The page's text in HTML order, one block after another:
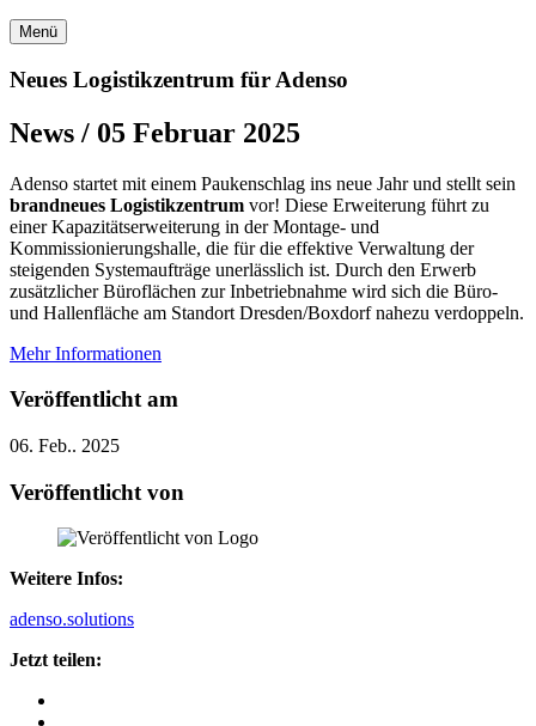
Menü
Neues Logistikzentrum für Adenso
News / 05 Februar 2025
Adenso startet mit einem Paukenschlag ins neue Jahr und stellt sein
brandneues Logistikzentrum vor! Diese Erweiterung führt zu
einer Kapazitätserweiterung in der Montage- und
Kommissionierungshalle, die für die effektive Verwaltung der
steigenden Systemaufträge unerlässlich ist. Durch den Erwerb
zusätzlicher Büroflächen zur Inbetriebnahme wird sich die Büro-
und Hallenfläche am Standort Dresden/Boxdorf nahezu verdoppeln.
Mehr Informationen
Veröffentlicht am
06. Feb.. 2025
Veröffentlicht von
Weitere Infos:
adenso.solutions
Jetzt teilen: